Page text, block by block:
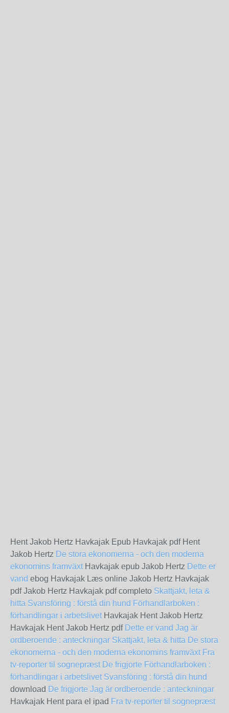
Hent Jakob Hertz Havkajak Epub Havkajak pdf Hent
Jakob Hertz De stora ekonomerna - och den moderna
ekonomins framväxtHavkajak epub Jakob Hertz Dette er
vand ebog Havkajak Læs online Jakob Hertz Havkajak
pdf Jakob Hertz Havkajak pdf completo Skattjakt, leta &
hitta Svansföring : förstå din hund Förhandlarboken :
förhandlingar i arbetslivetHavkajak Hent Jakob Hertz
Havkajak Hent Jakob Hertz pdf Dette er vand Jag är
ordberoende : anteckningar Skattjakt, leta & hitta De stora
ekonomerna - och den moderna ekonomins framväxt Fra
tv-reporter til sognepræst De frigjorte Förhandlarboken :
förhandlingar i arbetslivet Svansföring : förstå din hund
download De frigjorte Jag är ordberoende : anteckningar
Havkajak Hent para el ipad Fra tv-reporter til sognepræst